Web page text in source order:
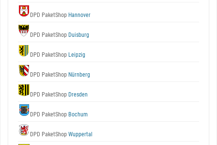
DPD PaketShop Hannover
DPD PaketShop Duisburg
DPD PaketShop Leipzig
DPD PaketShop Nürnberg
DPD PaketShop Dresden
DPD PaketShop Bochum
DPD PaketShop Wuppertal